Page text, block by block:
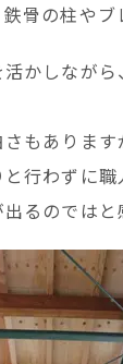
骨の柱や
かしなが
もあります
行わずに
るのではと